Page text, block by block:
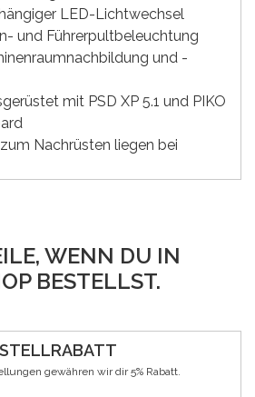
LED-Lichtwechsel
und Führerpultbeleuchtung
und -
mit PSD XP 5.1 und PIKO
Nachrüsten liegen bei
WENN DU IN
BESTELLST.
gewähren wir dir 5% Rabatt.